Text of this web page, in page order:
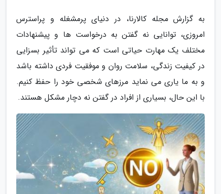
به گزارش مجله کالارنا، در دنیای پرمشغله و پراسترس
امروزی، توانایی نه گفتن به درخواست ها و پیشنهادات
مختلف یک مهارت حیاتی است که می تواند تأثیر بسزایی
در کیفیت زندگی، سلامت روان و موفقیت فردی داشته باشد
و به ما یاری می نماید مرزهای شخصی خود را حفظ کنیم.
با این حال، بسیاری از افراد در گفتن نه دچار مشکل هستند.